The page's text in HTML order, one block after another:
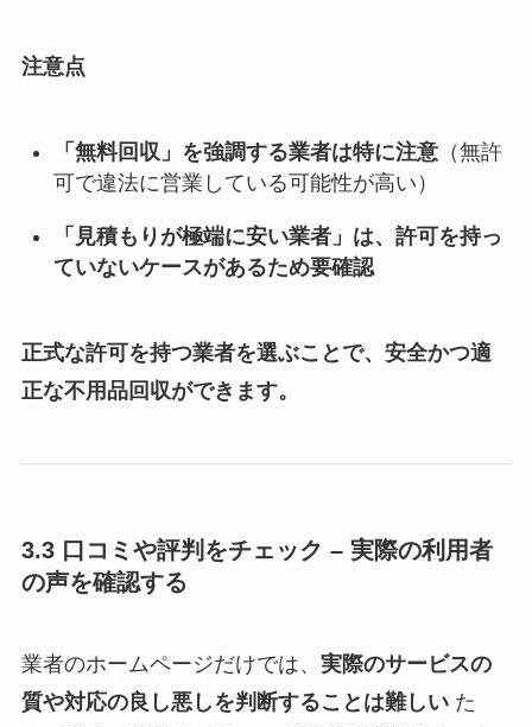
注意点
「無料回収」を強調する業者は特に注意（無許
可で違法に営業している可能性が高い）
「見積もりが極端に安い業者」は、許可を持っ
ていないケースがあるため要確認
正式な許可を持つ業者を選ぶことで、安全かつ適
正な不用品回収ができます。
3.3 口コミや評判をチェック – 実際の利用者
の声を確認する
業者のホームページだけでは、 実際のサービスの
質や対応の良し悪しを判断することは難しいた